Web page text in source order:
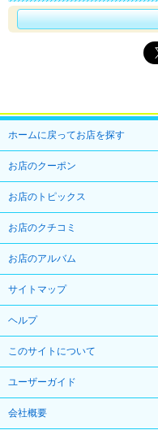
ホームに戻ってお店を探す
お店のクーポン
お店のトピックス
お店のクチコミ
お店のアルバム
サイトマップ
ヘルプ
このサイトについて
ユーザーガイド
会社概要